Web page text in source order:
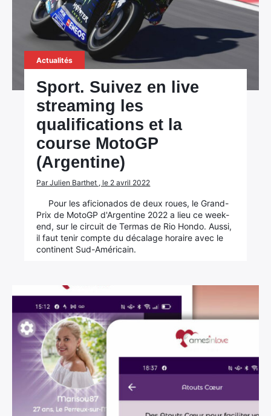
Actualités
Sport. Suivez en live
streaming les
qualifications et la
course MotoGP
(Argentine)
Par Julien Barthet , le 2 avril 2022
Pour les aficionados de deux roues, le Grand-
Prix de MotoGP d'Argentine 2022 a lieu ce week-
end, sur le circuit de Termas de Rio Hondo. Aussi,
il faut tenir compte du décalage horaire avec le
continent Sud-Américain.